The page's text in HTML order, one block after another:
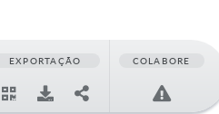
EXPORTAÇÃO COLABORE